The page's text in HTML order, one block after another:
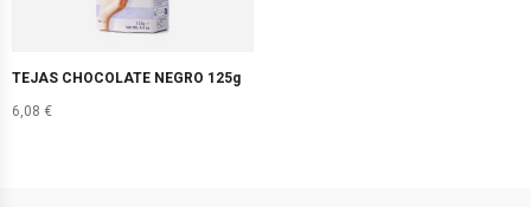
TEJAS CHOCOLATE NEGRO 125g
6,08 €